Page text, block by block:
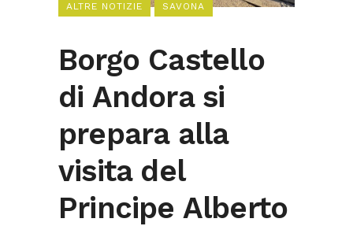
ALTRE NOTIZIE SAVONA
Borgo Castello
di Andora si
prepara alla
visita del
Principe Alberto